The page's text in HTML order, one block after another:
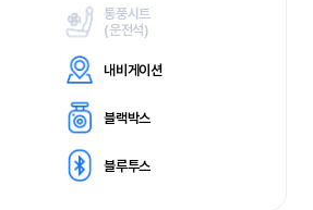
통풍시트
(운전석)
내비게이션
블랙박스
블루투스